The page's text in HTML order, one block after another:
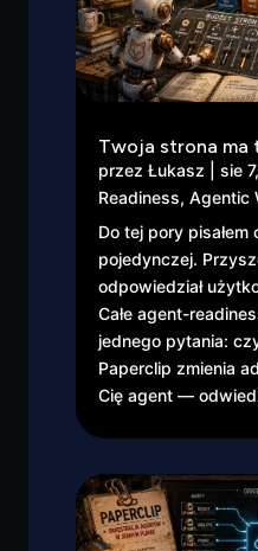
Twoja strona ma
przez Łukasz sie
Readiness, Agentic
Do tej pory
pojedynczej.
odpowiedział
Całe agent-
jednego pytania:
Paperclip zmienia
Cię agent —